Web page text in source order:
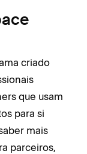
criado
que usam
para si
mais
parceiros,